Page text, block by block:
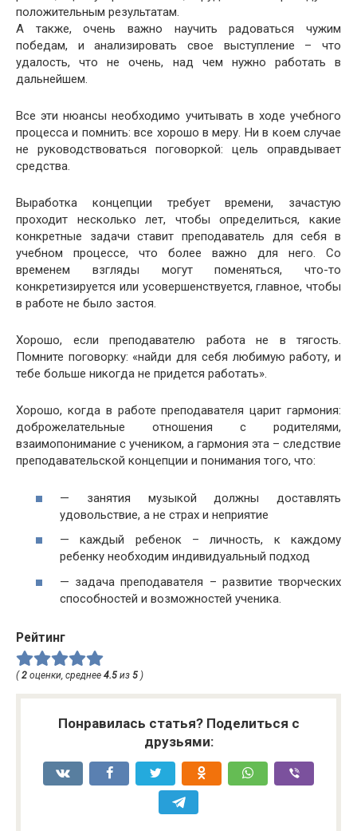
положительным результатам.
А также, очень важно научить радоваться чужим
победам, и анализировать свое выступление – что
удалость, что не очень, над чем нужно работать в
дальнейшем.
Все эти нюансы необходимо учитывать в ходе учебного
процесса и помнить: все хорошо в меру. Ни в коем случае
не руководствоваться поговоркой: цель оправдывает
средства.
Выработка концепции требует времени, зачастую
проходит несколько лет, чтобы определиться, какие
конкретные задачи ставит преподаватель для себя в
учебном процессе, что более важно для него. Со
временем взгляды могут поменяться, что-то
конкретизируется или усовершенствуется, главное, чтобы
в работе не было застоя.
Хорошо, если преподавателю работа не в тягость.
Помните поговорку: «найди для себя любимую работу, и
тебе больше никогда не придется работать».
Хорошо, когда в работе преподавателя царит гармония:
доброжелательные отношения с родителями,
взаимопонимание с учеником, а гармония эта – следствие
преподавательской концепции и понимания того, что:
— занятия музыкой должны доставлять
удовольствие, а не страх и неприятие
— каждый ребенок – личность, к каждому
ребенку необходим индивидуальный подход
— задача преподавателя – развитие творческих
способностей и возможностей ученика.
Рейтинг
(2 оценки, среднее 4.5 из 5 )
Понравилась статья? Поделиться с
друзьями: